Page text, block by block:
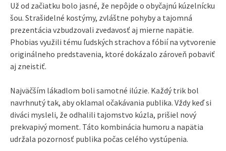
Už od začiatku bolo jasné, že nepôjde o obyčajnú kúzelnícku
šou. Strašidelné kostýmy, zvláštne pohyby a tajomná
prezentácia vzbudzovali zvedavosť aj mierne napätie.
Phobias využili tému ľudských strachov a fóbií na vytvorenie
originálneho predstavenia, ktoré dokázalo zároveň pobaviť
aj zneistiť.
Najväčším lákadlom boli samotné ilúzie. Každý trik bol
navrhnutý tak, aby oklamal očakávania publika. Vždy keď si
diváci mysleli, že odhalili tajomstvo kúzla, prišiel nový
prekvapivý moment. Táto kombinácia humoru a napätia
udržala pozornosť publika počas celého vystúpenia.